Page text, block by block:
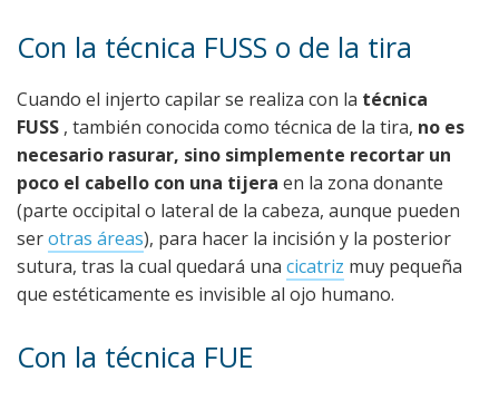
Con la técnica FUSS o de la tira
Cuando el injerto capilar se realiza con la técnica
FUSS , también conocida como técnica de la tira, no es
necesario rasurar, sino simplemente recortar un
poco el cabello con una tijera en la zona donante
(parte occipital o lateral de la cabeza, aunque pueden
serotras áreas), para hacer la incisión y la posterior
sutura, tras la cual quedará una cicatriz muy pequeña
que estéticamente es invisible al ojo humano.
Con la técnica FUE